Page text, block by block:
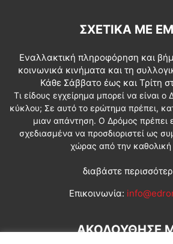
ΣΧΕΤΙΚΆ ΜΕ
Εναλλακτική πληροφόρηση και
κοινωνικά κινήματα και τη
Κάθε Σάββατο έως και Τρίτη
Τι είδους εγχείρημα μπορεί να είναι
κύκλου; Σε αυτό το ερώτημα πρέπει,
μιαν απάντηση. Ο Δρόμος πρέπει
σχεδιασμένα να προσδιοριστεί ως
χώρας από την καθολική
διαβάστε
Επικοινωνία:
ΑΚΟΛΟΥΘΗΣΕ